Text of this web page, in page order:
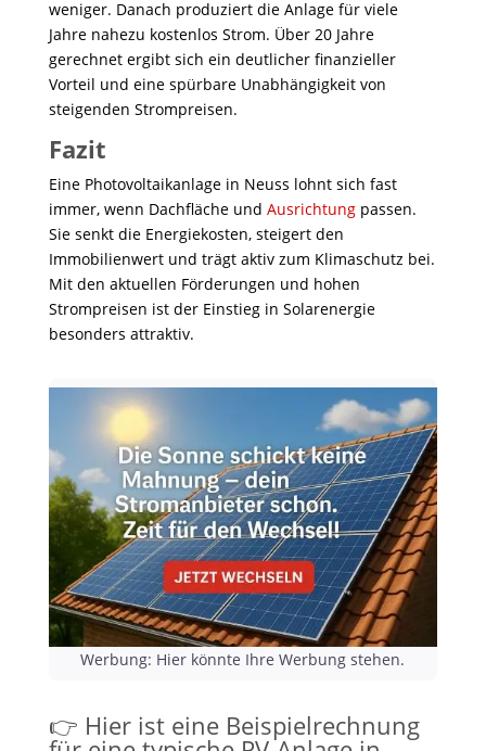
weniger. Danach produziert die Anlage für viele
Jahre nahezu kostenlos Strom. Über 20 Jahre
gerechnet ergibt sich ein deutlicher finanzieller
Vorteil und eine spürbare Unabhängigkeit von
steigenden Strompreisen.
Fazit
Eine Photovoltaikanlage in Neuss lohnt sich fast
immer, wenn Dachfläche und Ausrichtungpassen.
Sie senkt die Energiekosten, steigert den
Immobilienwert und trägt aktiv zum Klimaschutz bei.
Mit den aktuellen Förderungen und hohen
Strompreisen ist der Einstieg in Solarenergie
besonders attraktiv.
Werbung: Hier könnte Ihre Werbung stehen.
👉 Hier ist eine Beispielrechnung